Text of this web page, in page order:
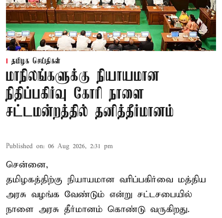
தமிழக செய்திகள்
மாநிலங்களுக்கு நியாயமான
நிதிப்பகிர்வு கோரி நாளை
சட்டமன்றத்தில் தனித்தீர்மானம்
Published on: 06 Aug 2026, 2:31 pm
சென்னை,
தமிழகத்திற்கு நியாயமான வரிப்பகிர்வை மத்திய
அரசு வழங்க வேண்டும் என்று சட்டசபையில்
நாளை அரசு தீர்மானம் கொண்டு வருகிறது.